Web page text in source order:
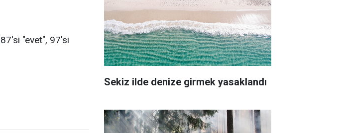
"evet", 97'si
Sekiz ilde denize girmek yasaklandı